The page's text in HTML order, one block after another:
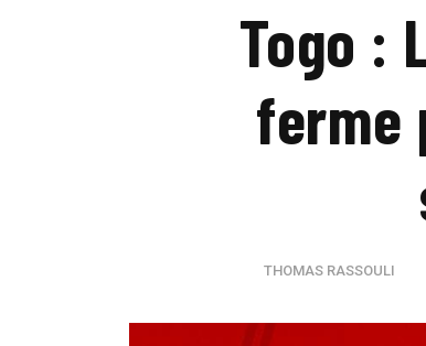
Togo :
ferme
THOMAS RASSOULI